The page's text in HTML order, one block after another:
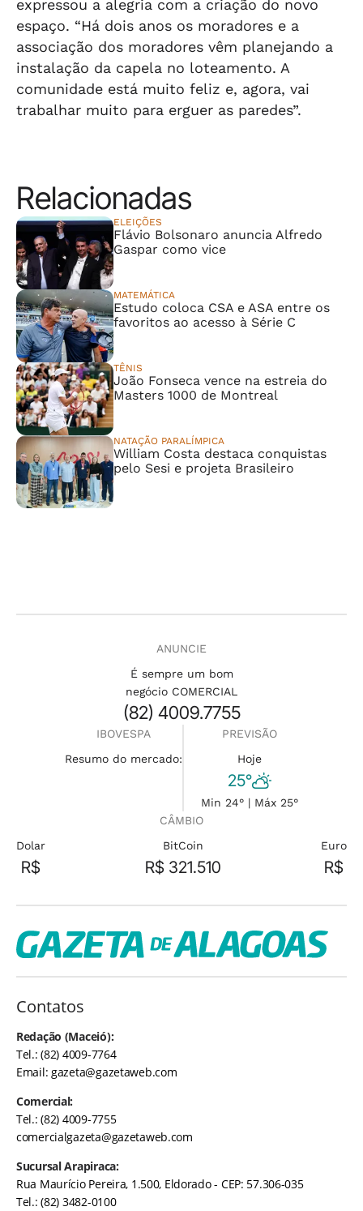
expressou a alegria com a criação do novo
espaço. “Há dois anos os moradores e a
associação dos moradores vêm planejando a
instalação da capela no loteamento. A
comunidade está muito feliz e, agora, vai
trabalhar muito para erguer as paredes”.
Relacionadas
ELEIÇÕES
Flávio Bolsonaro anuncia Alfredo
Gaspar como vice
MATEMÁTICA
Estudo coloca CSA e ASA entre os
favoritos ao acesso à Série C
TÊNIS
João Fonseca vence na estreia do
Masters 1000 de Montreal
NATAÇÃO PARALÍMPICA
William Costa destaca conquistas
pelo Sesi e projeta Brasileiro
ANUNCIE
É sempre um bom
negócio COMERCIAL
(82) 4009.7755
IBOVESPA
Resumo do mercado:
PREVISÃO
Hoje
25°
Min 24° | Máx 25°
CÂMBIO
Dolar
R$
BitCoin
R$ 321.510
Euro
R$
Contatos
Redação (Maceió):
Tel.: (82) 4009-7764
Email:gazeta@gazetaweb.com
Comercial:
Tel.: (82) 4009-7755
comercialgazeta@gazetaweb.com
Sucursal Arapiraca:
Rua Maurício Pereira, 1.500, Eldorado - CEP: 57.306-035
Tel.: (82) 3482-0100